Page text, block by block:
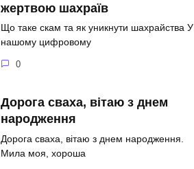
жертвою шахраїв
Що таке скам та як уникнути шахрайства У
нашому цифровому
0
Дорога сваха, вітаю з днем
народження
Дорога сваха, вітаю з днем народження.
Мила моя, хороша